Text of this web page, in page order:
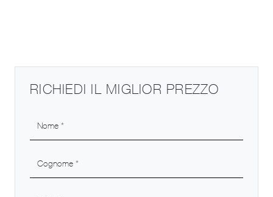
RICHIEDI IL MIGLIOR PREZZO